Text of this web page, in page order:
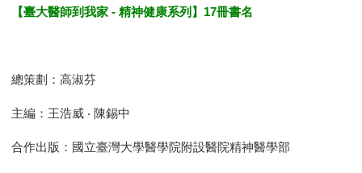
【臺大醫師到我家 - 精神健康系列】17冊書名
總策劃：高淑芬
主編：王浩威 ‧ 陳錫中
合作出版：國立臺灣大學醫學院附設醫院精神醫學部